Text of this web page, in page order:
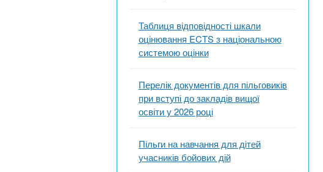
Таблиця відповідності шкали
оцінювання ECTS з національною
системою оцінки
Перелік документів для пільговиків
при вступі до закладів вищої
освіти у 2026 році
Пільги на навчання для дітей
учасників бойових дій